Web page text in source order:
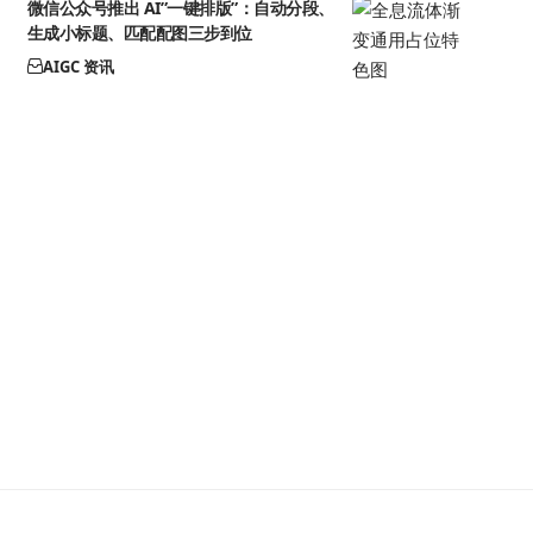
微信公众号推出 AI”一键排版”：自动分段、
生成小标题、匹配配图三步到位
AIGC 资讯